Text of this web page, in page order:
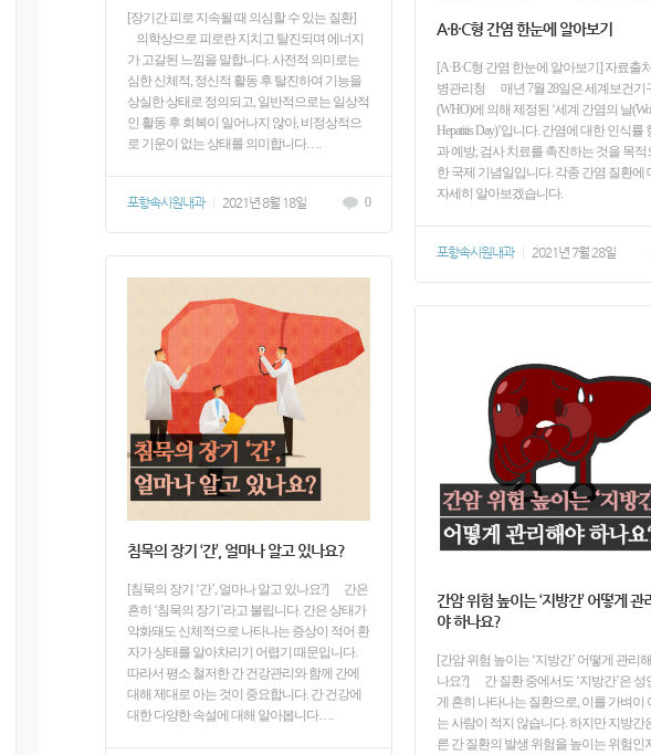
[장기간 피로 지속될 때 의심할 수 있는 질환]
의학상으로 피로란 지치고 탈진되며 에너지
가 고갈된 느낌을 말합니다. 사전적 의미로는
심한 신체적, 정신적 활동 후 탈진하여 기능을
상실한 상태로 정의되고, 일반적으로는 일상적
인 활동 후 회복이 일어나지 않아, 비정상적으
로 기운이 없는 상태를 의미합니다….
포항속시원내과 2021년 8월 18일 0
A·B·C형 간염 한눈에 알아보기
[A·B·C형 간염 한눈에 알아보기] 자료출
병관리청 매년 7월 28일은 세계보건기
(WHO)에 의해 제정된 ‘세계 간염의 날
Hepatitis Day)’입니다. 간염에 대한 인식률
과 예방, 검사 치료를 촉진하는 것을 목적
한 국제 기념일입니다. 각종 간염 질환에
자세히 알아보겠습니다.
포항속시원내과 2021년 7월 28일
침묵의 장기 ‘간’, 얼마나 알고 있나요?
[침묵의 장기 ‘간’, 얼마나 알고 있나요?] 간은
흔히 ‘침묵의 장기’라고 불립니다. 간은 상태가
악화돼도 신체적으로 나타나는 증상이 적어 환
자가 상태를 알아차리기 어렵기 때문입니다.
따라서 평소 철저한 간 건강관리와 함께 간에
대해 제대로 아는 것이 중요합니다. 간 건강에
대한 다양한 속설에 대해 알아봅니다….
간암 위험 높이는 ‘지방간’ 어떻게 관
야 하나요?
[간암 위험 높이는 ‘지방간’ 어떻게 관리
나요?] 간 질환 중에서도 ‘지방간’은 성
게 흔히 나타나는 질환으로, 이를 가벼이
는 사람이 적지 않습니다. 하지만 지방간
른 간 질환의 발생 위험을 높이는 위험인